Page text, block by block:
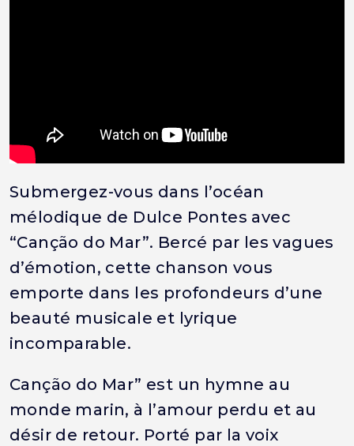
Submergez-vous dans l’océan
mélodique de Dulce Pontes avec
“Canção do Mar”. Bercé par les vagues
d’émotion, cette chanson vous
emporte dans les profondeurs d’une
beauté musicale et lyrique
incomparable.
Canção do Mar” est un hymne au
monde marin, à l’amour perdu et au
désir de retour. Porté par la voix